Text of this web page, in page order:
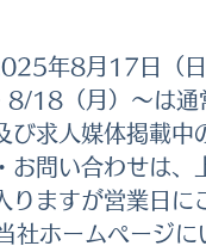
年8月17日（日
18（月）～は通
び求人媒体掲載中
お問い合わせは、
ますが営業日に
社ホームページに